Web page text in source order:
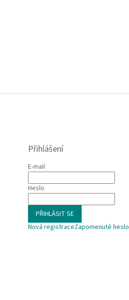
Přihlášení
E-mail
Heslo
PŘIHLÁSIT SE
Nová registraceZapomenuté heslo